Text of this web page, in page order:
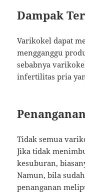
Dampak
Varikokel dapat
mengganggu
sebabnya
infertilitas pria
Tidak semua
Jika tidak
kesuburan,
Namun, bila
penanganan